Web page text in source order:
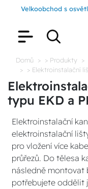
Velkoobchod s
Domů > Produkty
> Elektroinstalační
typu EKD a
Elektroinstalační
elektroinstalační
pro vložení více
průřezů. Do tělesa
následně montovat
potřebujete oddělit